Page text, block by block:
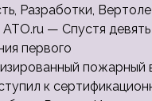
Разработки,
— Спустя
первого
пожарный
к